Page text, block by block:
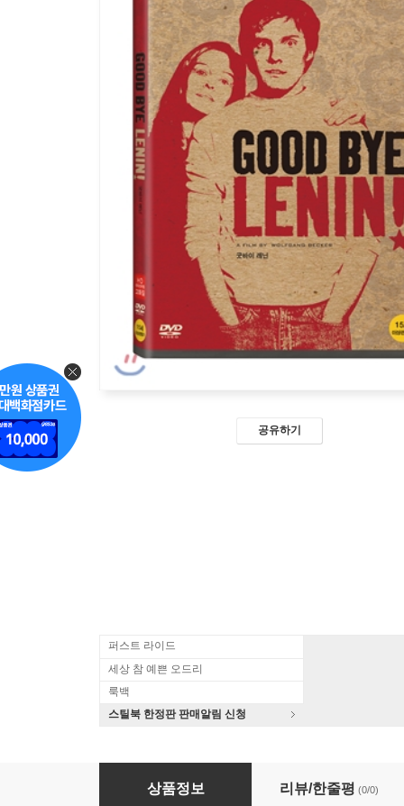
공유하기
퍼스트 라이드
세상 참 예쁜 오드리
룩백
스틸북 한정판 판매알림 신청
굿바이 레닌 (1Disc HD 리마스터링)
상품정보 리뷰/한줄평 (0/0)